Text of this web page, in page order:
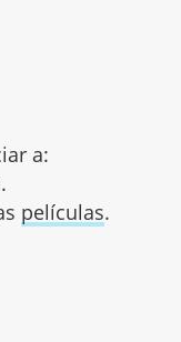
a:
películas.